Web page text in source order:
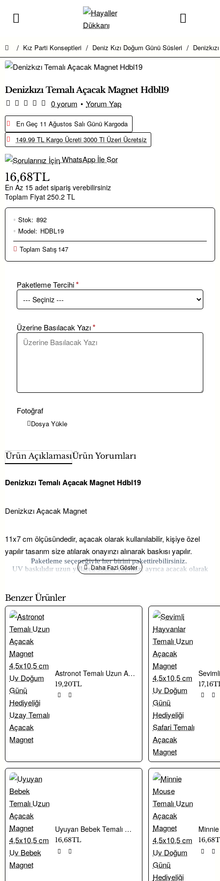
Kız Parti Konseptleri Deniz Kızı Doğum Günü Süsleri
Denizkızı Temalı Açacak Magnet Hdbl19
En Geç 11 Ağustos Salı Günü Kargoda
149.99 TL Kargo Ücreti 3000 Tl Üzeri Ücretsiz
WhatsApp İle Sor
0 yorum • Yorum Yap
En Az 15 adet sipariş verebilirsiniz
Toplam Fiyat 250.2 TL
16,68TL
Stok: 892
Model: HDBL19
Toplam Satış 147
Paketleme Tercihi
Üzerine Basılacak Yazı
Fotoğraf
Dosya Yükle
Ürün AçıklamasıÜrün Yorumları
Denizkızı Temalı Açacak Magnet Hdbl19
Denizkızı Açacak Magnet
11x7 cm ölçüsündedir, açacak olarak kullanılabilir, kişiye özel
yapılır tasarım size atılarak onayınzı alınarak baskısı yapılır.
Paketleme seçeneğiyle her birini pakettirebilirsiniz.
UV baskılıdır uzun yıllarca solma yapmaz, ayrıca acacak olarak
buzdalabı süsü olarak kullanılabilir.
Magnet modelleri; söz, nişan, nikah ve bebek
organizasyonlarında davetlilere dağıtılabilecek kullanışlı hediyelik
seçenekleri arasında yer almaktadır.
Hayaller Dükkanı’nda yer alan hediyelik süsleme ürünleri ile
konseptinize uygun alternatiflere ulaşabilirsiniz.
Benzer Ürünler
Astronot Temalı Uzun Açacak Magnet 4,5x10,5 cm Uv Doğum Günü Hediyeliği Uzay Temalı Açacak Magnet
19,20TL
Uyuyan Bebek Temalı Uzun Açacak Magnet 4,5x10,5 cm Uv Bebek Magnet
16,68TL